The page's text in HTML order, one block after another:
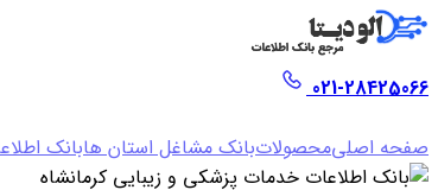
021-28425066
صفحه اصلیمحصولاتبانک مشاغل استان هابانک